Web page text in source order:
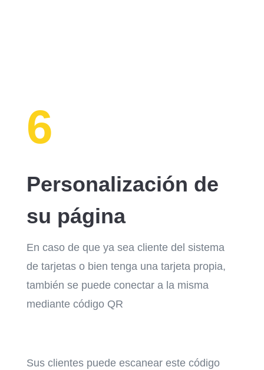
6
Personalización de
su página
En caso de que ya sea cliente del sistema
de tarjetas o bien tenga una tarjeta propia,
también se puede conectar a la misma
mediante código QR
Sus clientes puede escanear este código